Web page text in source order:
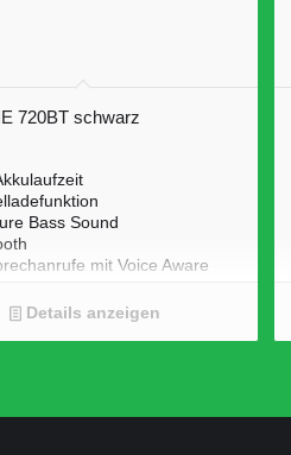
720BT schwarz
Bass Sound
mit Voice Aware
Details anzeigen